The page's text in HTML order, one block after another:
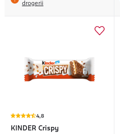
drogerii
4,8
KINDER Crispy